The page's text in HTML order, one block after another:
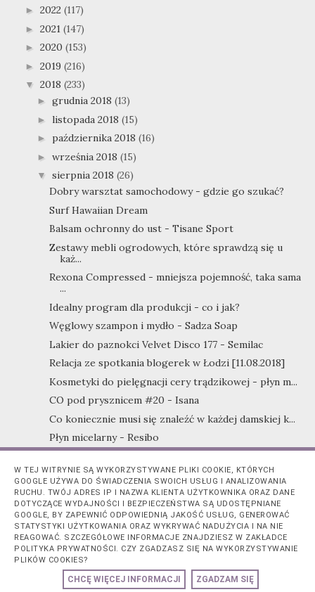
► 2022 (117)
► 2021 (147)
► 2020 (153)
► 2019 (216)
▼ 2018 (233)
► grudnia 2018 (13)
► listopada 2018 (15)
► października 2018 (16)
► września 2018 (15)
▼ sierpnia 2018 (26)
Dobry warsztat samochodowy - gdzie go szukać?
Surf Hawaiian Dream
Balsam ochronny do ust - Tisane Sport
Zestawy mebli ogrodowych, które sprawdzą się u
każ...
Rexona Compressed - mniejsza pojemność, taka sama
...
Idealny program dla produkcji - co i jak?
Węglowy szampon i mydło - Sadza Soap
Lakier do paznokci Velvet Disco 177 - Semilac
Relacja ze spotkania blogerek w Łodzi [11.08.2018]
Kosmetyki do pielęgnacji cery trądzikowej - płyn m...
CO pod prysznicem #20 - Isana
Co koniecznie musi się znaleźć w każdej damskiej k...
Płyn micelarny - Resibo
#mojepięknomojahistoria - fantastyczna akcja Dove
Nawilżający szampon i odżywka do włosów - Vianek
Idealny prezent na nowe mieszkanie
Hydrolat z róży damasceńskiej i naturalny olej z p...
Jak skutecznie posprzątać dom, w którym są
zwierzaki?
Dwa meble, które powinny znaleźć się w pokoju
W TEJ WITRYNIE SĄ WYKORZYSTYWANE PLIKI COOKIE, KTÓRYCH
GOOGLE UŻYWA DO ŚWIADCZENIA SWOICH USŁUG I ANALIZOWANIA
RUCHU. TWÓJ ADRES IP I NAZWA KLIENTA UŻYTKOWNIKA ORAZ DANE
DOTYCZĄCE WYDAJNOŚCI I BEZPIECZEŃSTWA SĄ UDOSTĘPNIANE
GOOGLE, BY ZAPEWNIĆ ODPOWIEDNIĄ JAKOŚĆ USŁUG, GENEROWAĆ
STATYSTYKI UŻYTKOWANIA ORAZ WYKRYWAĆ NADUŻYCIA I NA NIE
REAGOWAĆ. SZCZEGÓŁOWE INFORMACJE ZNAJDZIESZ W ZAKŁADCE
POLITYKA PRYWATNOŚCI. CZY ZGADZASZ SIĘ NA WYKORZYSTYWANIE
PLIKÓW COOKIES?
CHCĘ WIĘCEJ INFORMACJI ZGADZAM SIĘ